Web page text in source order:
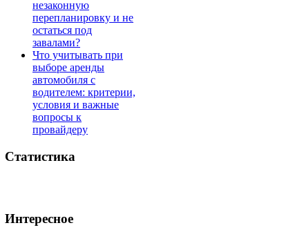
незаконную
перепланировку и не
остаться под
завалами?
Что учитывать при
выборе аренды
автомобиля с
водителем: критерии,
условия и важные
вопросы к
провайдеру
Статистика
Интересное